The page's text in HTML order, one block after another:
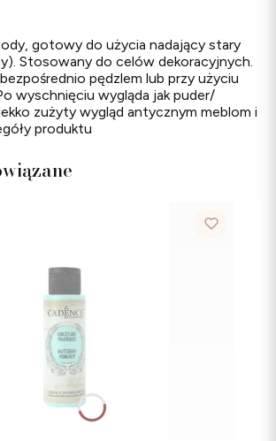
gotowy do użycia nadający stary
Stosowany do celów dekoracyjnych.
pędzlem lub przy użyciu
wyschnięciu wygląda jak puder/
zużyty wygląd antycznym meblom i
produktu